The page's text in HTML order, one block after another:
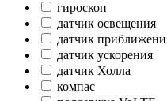
гироскоп
датчик освещения
датчик
датчик ускорения
датчик Холла
компас